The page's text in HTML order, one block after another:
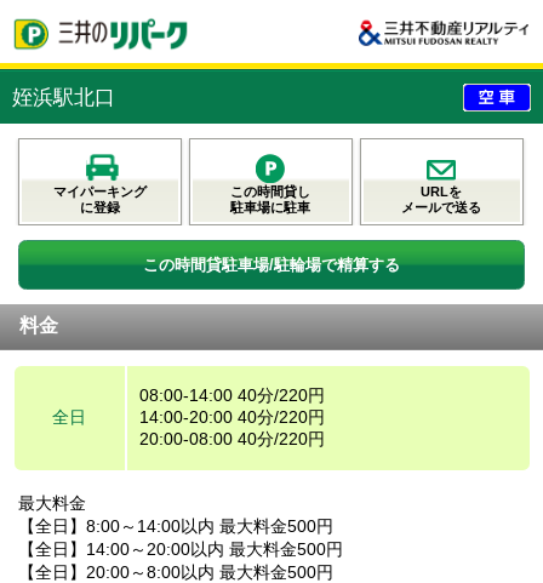
姪浜駅北口
マイパーキング
に登録
この時間貸し
駐車場に駐車
URLを
メールで送る
この時間貸駐車場/駐輪場で精算する
料金
全日
08:00-14:00 40分/220円
14:00-20:00 40分/220円
20:00-08:00 40分/220円
最大料金
【全日】8:00～14:00以内 最大料金500円
【全日】14:00～20:00以内 最大料金500円
【全日】20:00～8:00以内 最大料金500円